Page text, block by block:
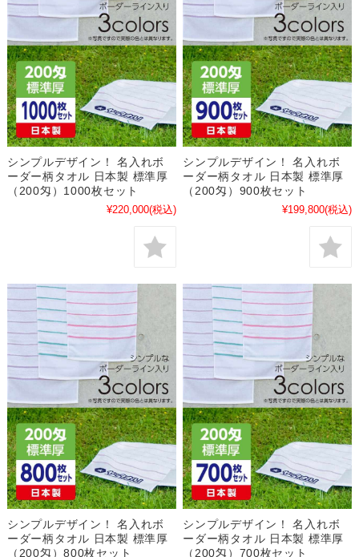
シンプルデザイン！ 名入れボ
ーダー柄タオル 日本製 標準厚
（200匁）1000枚セット
¥220,000(税込)
シンプルデザイン！ 名入れボ
ーダー柄タオル 日本製 標準厚
（200匁）900枚セット
¥199,800(税込)
シンプルデザイン！ 名入れボ
ーダー柄タオル 日本製 標準厚
（200匁）800枚セット
シンプルデザイン！ 名入れボ
ーダー柄タオル 日本製 標準厚
（200匁）700枚セット